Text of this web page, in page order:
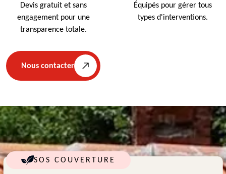
Devis gratuit et sans
engagement pour une
transparence totale.
Équipés pour gérer tous
types d'interventions.
Nous contacter
SOS COUVERTURE